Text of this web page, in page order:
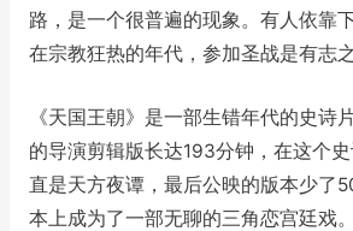
路，是一个很普遍的现象。有人依靠
在宗教狂热的年代，参加圣战是有志
《天国王朝》是一部生错年代的史诗
的导演剪辑版长达193分钟，在这个
直是天方夜谭，最后公映的版本少了
本上成为了一部无聊的三角恋宫廷戏。